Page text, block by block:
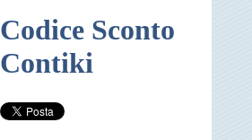
Codice Sconto
Contiki